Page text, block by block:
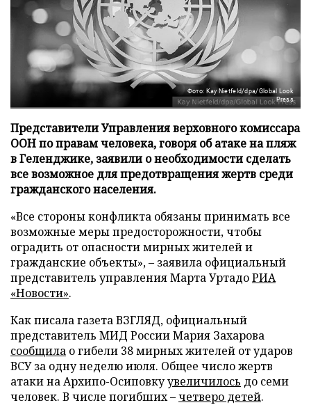
Фото: Kay Nietfeld/dpa/Global Look
Press
Представители Управления верховного комиссара
ООН по правам человека, говоря об атаке на пляж
в Геленджике, заявили о необходимости сделать
все возможное для предотвращения жертв среди
гражданского населения.
«Все стороны конфликта обязаны принимать все
возможные меры предосторожности, чтобы
оградить от опасности мирных жителей и
гражданские объекты», – заявила официальный
представитель управления Марта УртадоРИА
«Новости».
Как писала газета ВЗГЛЯД, официальный
представитель МИД России Мария Захарова
сообщила о гибели 38 мирных жителей от ударов
ВСУ за одну неделю июля. Общее число жертв
атаки на Архипо-Осиповкуувеличилось до семи
человек. В числе погибших –четверо детей.